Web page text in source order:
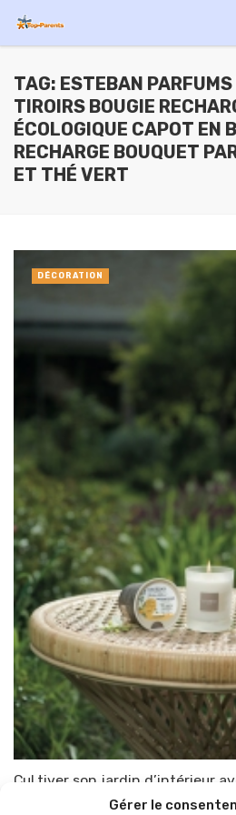
Gérer le
TAG: ESTEBAN
TIROIRS BOUGIE
ÉCOLOGIQUE CAPOT EN
RECHARGE BOUQUET
ET THÉ VERT
CuLtiver son jardin d’intérieur
TOP-PARENTS 21 mars 2022
DÉCORATION